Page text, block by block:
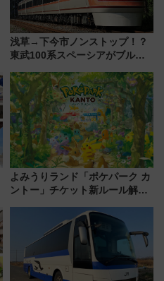
浅草→下今市ノンストップ！？
東武100系スペーシアがブルー
ー当時の停車駅」を再現 運転
時刻や特急券の買い方を紹介
よみうりランド「ポケパーク カ
ントー」チケット新ルール解
本人確認が11月スタート